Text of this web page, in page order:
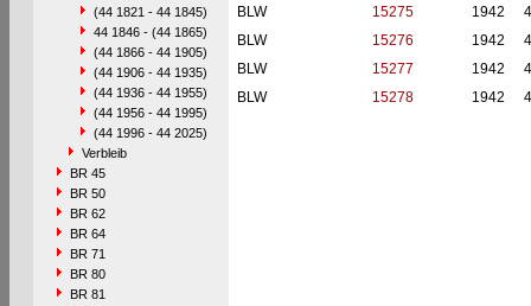
(44 1821 - 44 1845)
44 1846 - (44 1865)
(44 1866 - 44 1905)
(44 1906 - 44 1935)
(44 1936 - 44 1955)
(44 1956 - 44 1995)
(44 1996 - 44 2025)
Verbleib
BR 45
BR 50
BR 62
BR 64
BR 71
BR 80
BR 81
BLW
15275 1942
BLW
15276 1942
BLW
15277 1942
BLW
15278 1942